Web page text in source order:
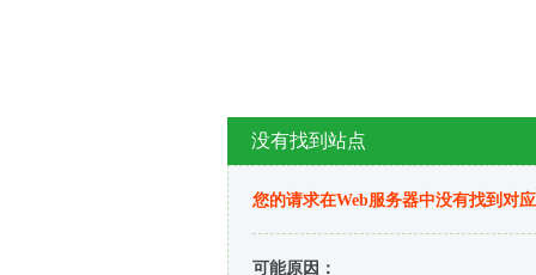
没有找到站点
您的请求在Web服务器中没有找到对
可能原因：